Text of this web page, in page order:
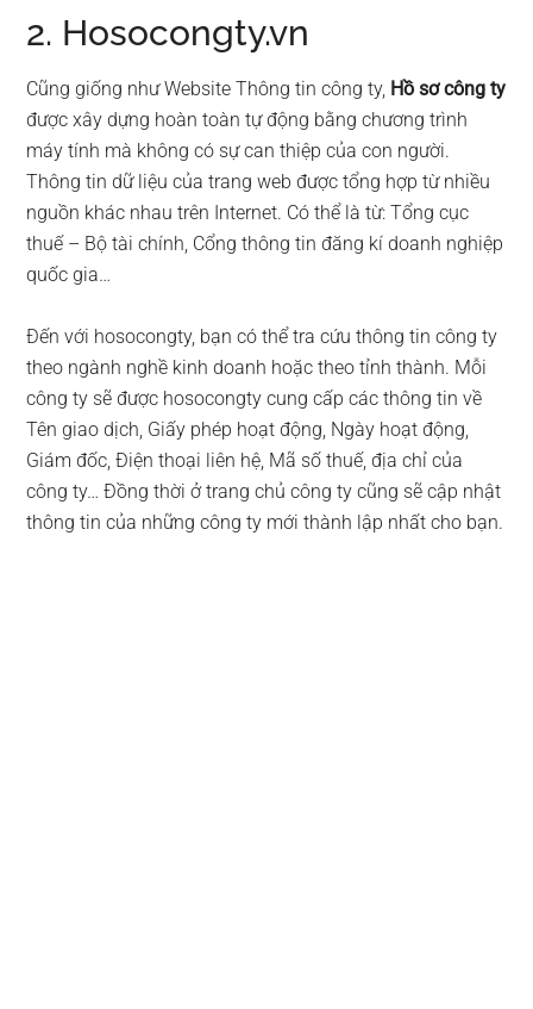
2. Hosocongty.vn
Cũng giống như Website Thông tin công ty, Hồ sơ công ty
được xây dựng hoàn toàn tự động bằng chương trình
máy tính mà không có sự can thiệp của con người.
Thông tin dữ liệu của trang web được tổng hợp từ nhiều
nguồn khác nhau trên Internet. Có thể là từ: Tổng cục
thuế – Bộ tài chính, Cổng thông tin đăng kí doanh nghiệp
quốc gia…
Đến với hosocongty, bạn có thể tra cứu thông tin công ty
theo ngành nghề kinh doanh hoặc theo tỉnh thành. Mỗi
công ty sẽ được hosocongty cung cấp các thông tin về
Tên giao dịch, Giấy phép hoạt động, Ngày hoạt động,
Giám đốc, Điện thoại liên hệ, Mã số thuế, địa chỉ của
công ty… Đồng thời ở trang chủ công ty cũng sẽ cập nhật
thông tin của những công ty mới thành lập nhất cho bạn.